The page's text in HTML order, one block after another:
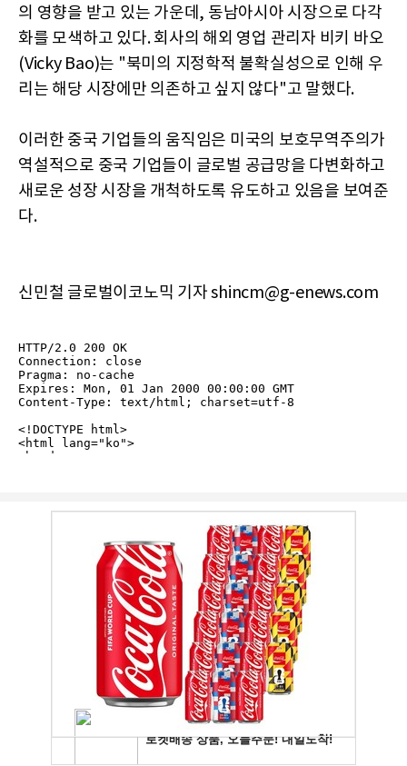
의 영향을 받고 있는 가운데, 동남아시아 시장으로 다각
화를 모색하고 있다. 회사의 해외 영업 관리자 비키 바오
(Vicky Bao)는 "북미의 지정학적 불확실성으로 인해 우
리는 해당 시장에만 의존하고 싶지 않다"고 말했다.
이러한 중국 기업들의 움직임은 미국의 보호무역주의가
역설적으로 중국 기업들이 글로벌 공급망을 다변화하고
새로운 성장 시장을 개척하도록 유도하고 있음을 보여준
다.
신민철 글로벌이코노믹 기자 shincm@g-enews.com